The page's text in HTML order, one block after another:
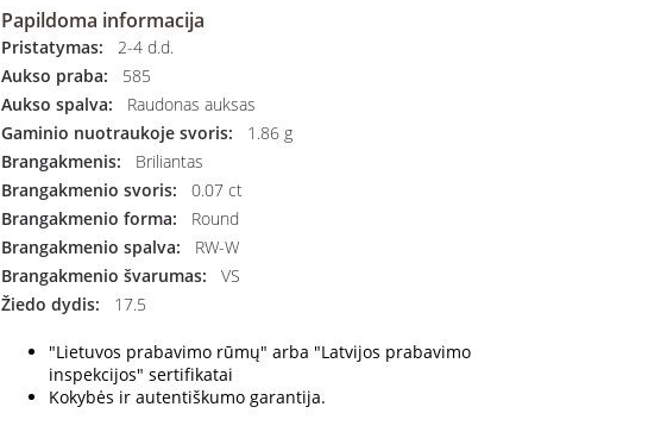
Papildoma informacija
Pristatymas:
2-4 d.d.
Aukso praba:
585
Aukso spalva:
Raudonas auksas
Gaminio nuotraukoje svoris:
1.86 g
Brangakmenis:
Briliantas
Brangakmenio svoris:
0.07 ct
Brangakmenio forma:
Round
Brangakmenio spalva:
RW-W
Brangakmenio švarumas:
VS
Žiedo dydis:
17.5
"Lietuvos prabavimo rūmų" arba "Latvijos prabavimo
inspekcijos" sertifikatai
Kokybės ir autentiškumo garantija.